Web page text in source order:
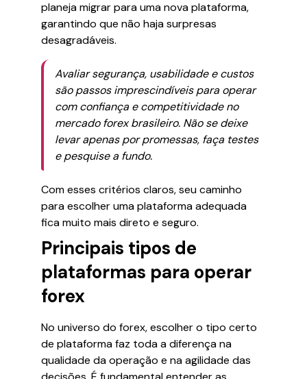
planeja migrar para uma nova plataforma,
garantindo que não haja surpresas
desagradáveis.
Avaliar segurança, usabilidade e custos
são passos imprescindíveis para operar
com confiança e competitividade no
mercado forex brasileiro. Não se deixe
levar apenas por promessas, faça testes
e pesquise a fundo.
Com esses critérios claros, seu caminho
para escolher uma plataforma adequada
fica muito mais direto e seguro.
Principais tipos de
plataformas para operar
forex
No universo do forex, escolher o tipo certo
de plataforma faz toda a diferença na
qualidade da operação e na agilidade das